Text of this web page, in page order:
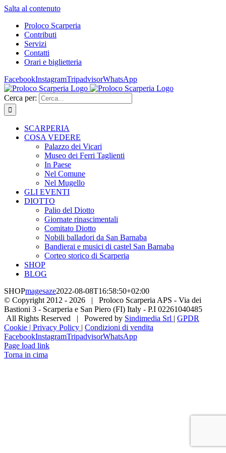
Salta al contenuto
Proloco Scarperia
Contributi
Servizi
Contatti
Orari e biglietteria
FacebookInstagramTripadvisorWhatsApp
Cerca per:
SCARPERIA
COSA VEDERE
Palazzo dei Vicari
Museo dei Ferri Taglienti
In Paese
Nel Comune
Nel Mugello
GLI EVENTI
DIOTTO
Palio del Diotto
Giornate rinascimentali
Comitato Diotto
Nobili balladori da San Barnaba
Bandierai e musici di castel San Barnaba
Corteo storico di Scarperia
SHOP
BLOG
SHOPmagesaze2022-08-08T16:58:50+02:00
© Copyright 2012 - 2026 | Proloco Scarperia APS - Via dei
Bastioni 3 - Scarperia e San Piero (FI) Italy - P.I 02261040485
All Rights Reserved | Powered by Sindimedia Srl | GPDR
Cookie | Privacy Policy | Condizioni di vendita
FacebookInstagramTripadvisorWhatsApp
Page load link
Torna in cima